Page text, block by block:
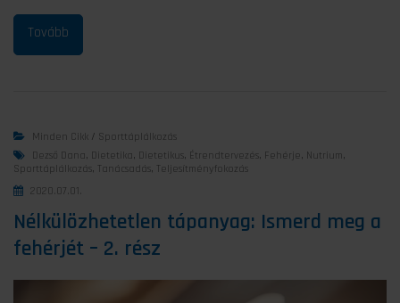
Minden Cikk / Sporttáplálkozás
Dezső Dana, Dietetika, Dietetikus, Étrendtervezés, Fehérje , Nutrium ,
Sporttáplálkozás, Tanácsadás, Teljesítményfokozás
2020.07.01.
Nélkülözhetetlen tápanyag: Ismerd meg a
fehérjét – 2. rész